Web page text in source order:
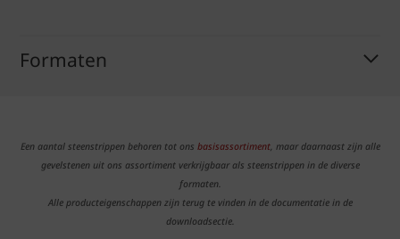
Formaten
Een aantal steenstrippen behoren tot ons basisassortiment, maar daarnaast zijn alle
gevelstenen uit ons assortiment verkrijgbaar als steenstrippen in de diverse
formaten.
Alle producteigenschappen zijn terug te vinden in de documentatie in de
downloadsectie.